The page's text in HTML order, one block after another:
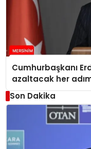
Cumhurbaşkanı
azaltacak her
Son Dakika